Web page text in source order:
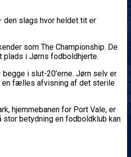
den slags hvor heldet tit er
som The Championship. De
plads i Jørns fodboldhjerte.
i slut-20’erne. Jørn selv er
en fælles afvisning af det sterile
hjemmebanen for Port Vale, er
betydning en fodboldklub kan